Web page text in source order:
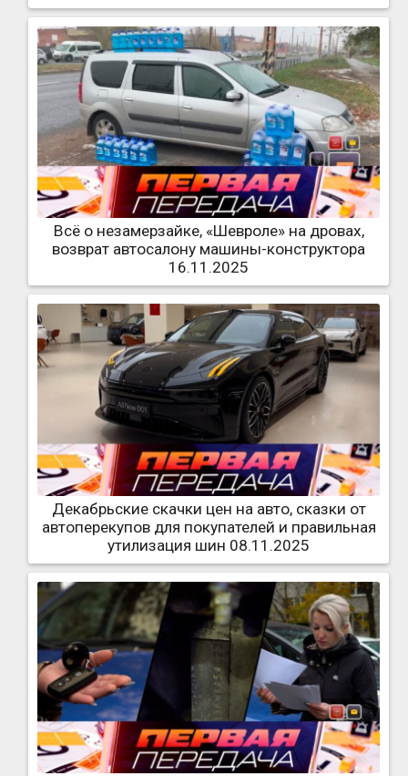
Всё о незамерзайке, «Шевроле» на дровах,
возврат автосалону машины-конструктора
16.11.2025
Декабрьские скачки цен на авто, сказки от
автоперекупов для покупателей и правильная
утилизация шин 08.11.2025